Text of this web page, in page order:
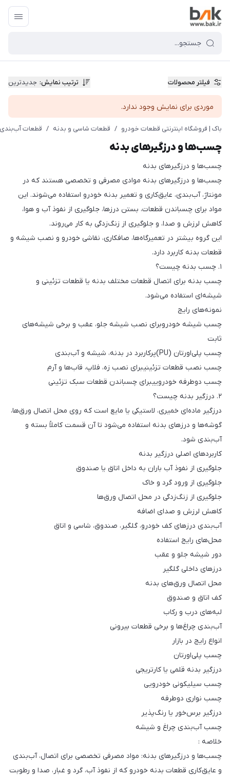
فیلتر محصولات ترتیب نمایش: جدیدترین
موردی برای نمایش وجود ندارد.
باک | فروشگاه اینترنتی قطعات خودرو / قطعات شاسی و بدنه / قطعات
چسب‌ها و درزگیرهای بدنه
چسب‌ها و درزگیرهای بدنه
چسب‌ها و درزگیرهای بدنه موادی مصرفی و تخصصی هستند که در
مونتاژ، آب‌بندی، عایق‌کاری و تعمیر بدنه خودرو استفاده می‌شوند. این
مواد برای چسباندن قطعات، بستن درزها، جلوگیری از نفوذ آب و هوا،
کاهش لرزش و صدا، و جلوگیری از زنگ‌زدگی به کار می‌روند.
این گروه بیشتر در تعمیرگاه‌ها، صافکاری، نقاشی خودرو و نصب شیشه و
قطعات بدنه کاربرد دارد.
۱. چسب بدنه چیست؟
چسب بدنه برای اتصال قطعات مختلف بدنه یا قطعات تزئینی و
شیشه‌ای استفاده می‌شود.
نمونه‌های رایج
چسب شیشه خودروبرای نصب شیشه جلو، عقب و برخی شیشه‌های
ثابت
چسب پلی‌اورتان (PU)پرکاربرد در بدنه، شیشه و آب‌بندی
چسب نصب قطعات تزئینیبرای نصب زه، فلاپ، قاب‌ها و آرم
چسب دوطرفه خودروییبرای چسباندن قطعات سبک تزئینی
۲. درزگیر بدنه چیست؟
درزگیر ماده‌ای خمیری، لاستیکی یا مایع است که روی محل اتصال ورق‌ها،
گوشه‌ها و درزهای بدنه استفاده می‌شود تا آن قسمت کاملاً بسته و
آب‌بندی شود.
کاربردهای اصلی درزگیر بدنه
جلوگیری از نفوذ آب باران به داخل اتاق یا صندوق
جلوگیری از ورود گرد و خاک
جلوگیری از زنگ‌زدگی در محل اتصال ورق‌ها
کاهش لرزش و صدای اضافه
آب‌بندی درزهای کف خودرو، گلگیر، صندوق، شاسی و اتاق
محل‌های رایج استفاده
دور شیشه جلو و عقب
درزهای داخلی گلگیر
محل اتصال ورق‌های بدنه
کف اتاق و صندوق
لبه‌های درب و رکاب
آب‌بندی چراغ‌ها و برخی قطعات بیرونی
انواع رایج در بازار
چسب پلی‌اورتان
درزگیر بدنه قلمی یا کارتریجی
چسب سیلیکونی خودرویی
چسب نواری دوطرفه
درزگیر برس‌خور یا رنگ‌پذیر
چسب آب‌بندی چراغ و شیشه
خلاصه :
چسب‌ها و درزگیرهای بدنه: مواد مصرفی تخصصی برای اتصال، آب‌بندی
و عایق‌کاری قطعات بدنه خودرو که از نفوذ آب، گرد و غبار، صدا و رطوبت